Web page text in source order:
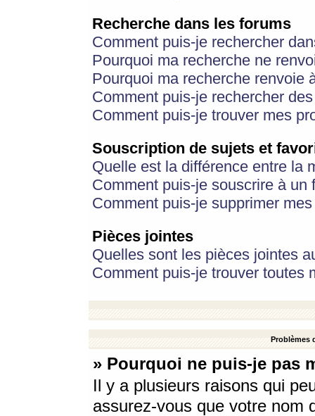
Recherche dans les forums
Comment puis-je rechercher
Pourquoi ma recherche ne
Pourquoi ma recherche renvoie
Comment puis-je rechercher
Comment puis-je trouver mes
Souscription de sujets et
Quelle est la différence entre la
Comment puis-je souscrire à
Comment puis-je supprimer
Pièces jointes
Quelles sont les pièces jointes
Comment puis-je trouver toutes
Problèmes
» Pourquoi ne puis-je pas
Il y a plusieurs raisons qui
assurez-vous que votre nom